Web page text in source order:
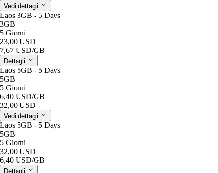
Vedi dettagli
Laos 3GB - 5 Days
3GB
5 Giorni
23,00 USD
7,67 USD/GB
Dettagli
Laos 5GB - 5 Days
5GB
5 Giorni
6,40 USD/GB
32,00 USD
Vedi dettagli
Laos 5GB - 5 Days
5GB
5 Giorni
32,00 USD
6,40 USD/GB
Dettagli